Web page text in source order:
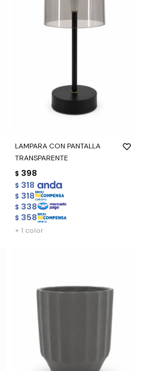
LAMPARA CON PANTALLA
TRANSPARENTE
$ 398
$ 318
$ 318
$ 338
$ 358
+ 1 color